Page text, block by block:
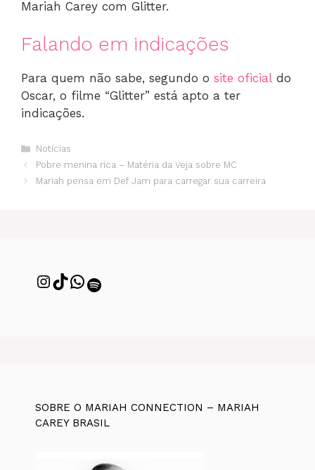
Mariah Carey com Glitter.
Falando em indicações
Para quem não sabe, segundo o site oficial do
Oscar, o filme “Glitter” está apto a ter
indicações.
Notícias
Pobre menina rica – Matéria da Veja sobre MC
Mariah pensa em Def Jam para carregar sua carreira
SOBRE O MARIAH CONNECTION – MARIAH
CAREY BRASIL